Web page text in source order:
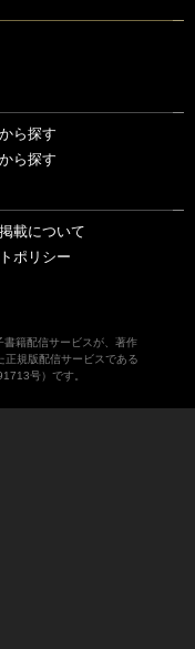
ら探す
ら探す
載について
ポリシー
籍配信サービスが、著作
正規版配信サービスである
号）です。